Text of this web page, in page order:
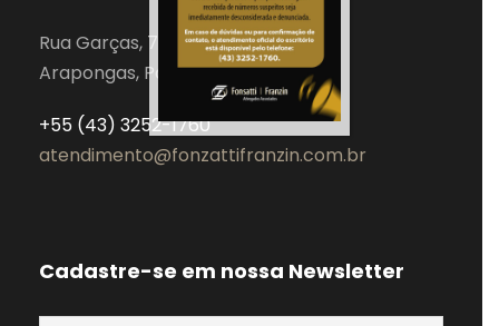
Rua Garças, 743
Arapongas, Paraná – Brasil
+55 (43) 3252-1760
atendimento@fonzattifranzin.com.br
Cadastre-se em nossa Newsletter